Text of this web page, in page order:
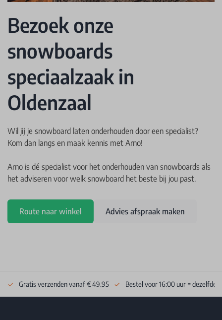
Bezoek onze
snowboards
speciaalzaak in
Oldenzaal
Wil jij je snowboard laten onderhouden door een specialist?
Kom dan langs en maak kennis met Arno!
Arno is dé specialist voor het onderhouden van snowboards als
het adviseren voor welk snowboard het beste bij jou past.
Route naar winkel Advies afspraak maken
Gratis verzenden vanaf € 49.95 Bestel voor 16:00 uur = dezelfde